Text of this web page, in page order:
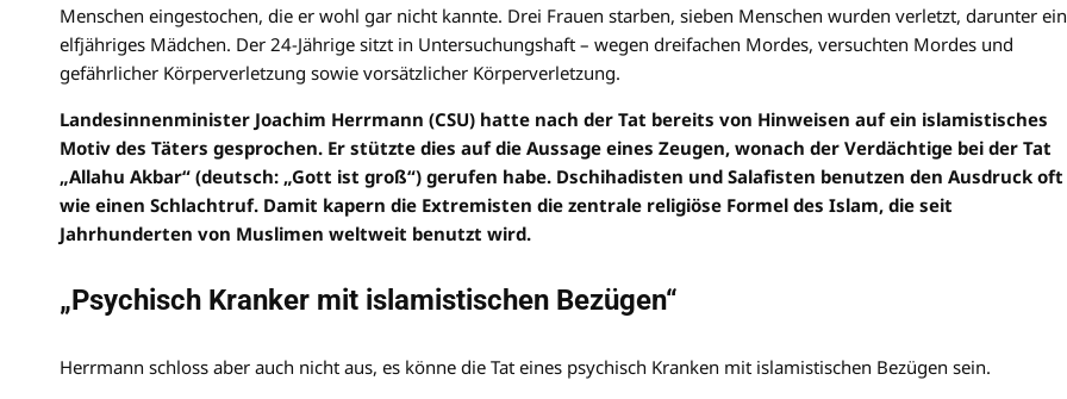
Menschen eingestochen, die er wohl gar nicht kannte. Drei Frauen starben, sieben Menschen wurden verletzt, darunter ein
elfjähriges Mädchen. Der 24-Jährige sitzt in Untersuchungshaft – wegen dreifachen Mordes, versuchten Mordes und
gefährlicher Körperverletzung sowie vorsätzlicher Körperverletzung.
Landesinnenminister Joachim Herrmann (CSU) hatte nach der Tat bereits von Hinweisen auf ein islamistisches
Motiv des Täters gesprochen. Er stützte dies auf die Aussage eines Zeugen, wonach der Verdächtige bei der Tat
„Allahu Akbar“ (deutsch: „Gott ist groß“) gerufen habe. Dschihadisten und Salafisten benutzen den Ausdruck oft
wie einen Schlachtruf. Damit kapern die Extremisten die zentrale religiöse Formel des Islam, die seit
Jahrhunderten von Muslimen weltweit benutzt wird.
„Psychisch Kranker mit islamistischen Bezügen“
Herrmann schloss aber auch nicht aus, es könne die Tat eines psychisch Kranken mit islamistischen Bezügen sein.